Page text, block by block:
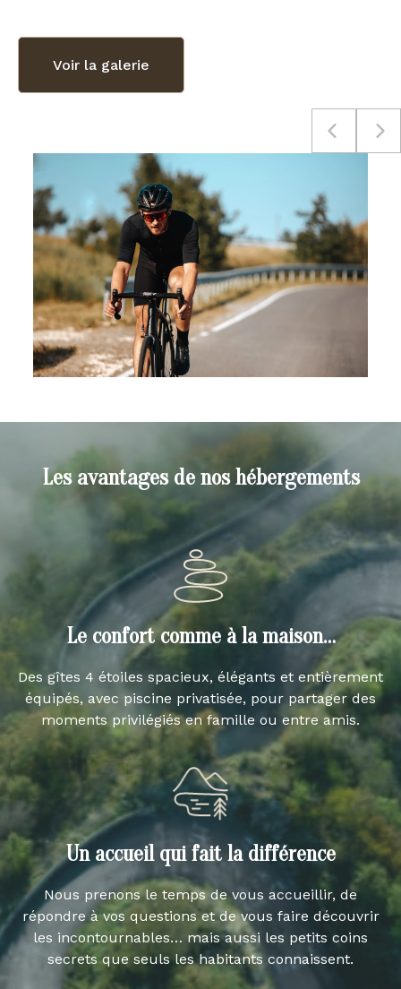
Voir la galerie
Les avantages de nos hébergements
Le confort comme à la maison…
Des gîtes 4 étoiles spacieux, élégants et entièrement
équipés, avec piscine privatisée, pour partager des
moments privilégiés en famille ou entre amis.
Un accueil qui fait la différence
Nous prenons le temps de vous accueillir, de
répondre à vos questions et de vous faire découvrir
les incontournables… mais aussi les petits coins
secrets que seuls les habitants connaissent.